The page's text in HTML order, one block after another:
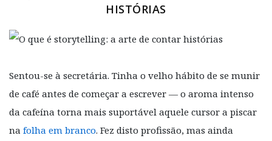
HISTÓRIAS
Sentou-se à secretária. Tinha o velho hábito de se munir
de café antes de começar a escrever — o aroma intenso
da cafeína torna mais suportável aquele cursor a piscar
na folha em branco. Fez disto profissão, mas ainda